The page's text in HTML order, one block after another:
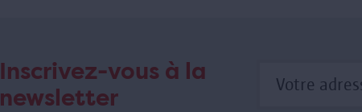
Inscrivez-vous à la
newsletter